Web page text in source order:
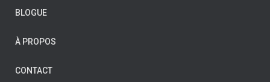
BLOGUE
À PROPOS
CONTACT